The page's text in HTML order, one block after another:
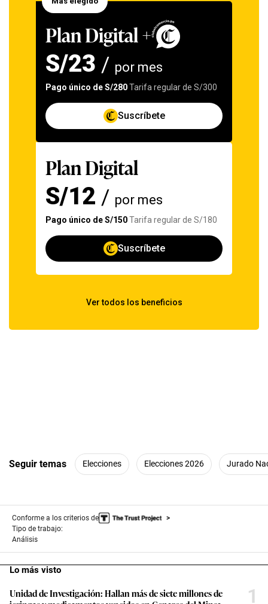
Seguir temas Elecciones Elecciones 2026 Jurado
Conforme a los criterios de
Tipo de trabajo:
Análisis
Lo más visto
Unidad de Investigación: Hallan más de siete millones de
1